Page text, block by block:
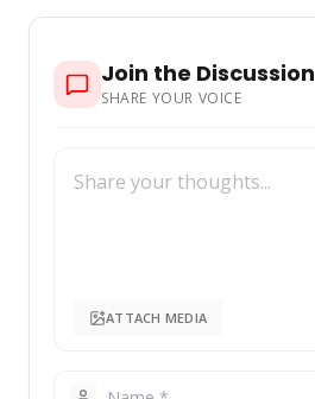
Join the Discussion
SHARE YOUR VOICE
ATTACH MEDIA